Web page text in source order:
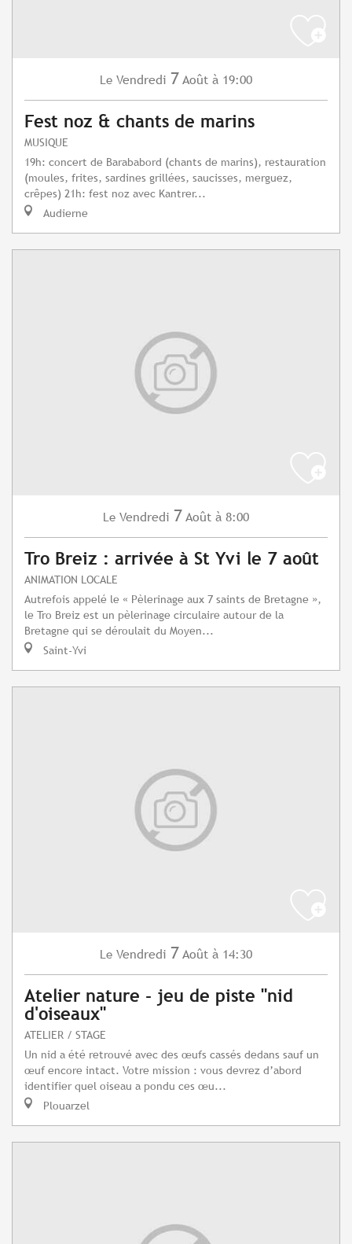
Le Vendredi 7 Août à 19:00
Fest noz & chants de marins
MUSIQUE
19h: concert de Barababord (chants de marins), restauration
(moules, frites, sardines grillées, saucisses, merguez,
crêpes) 21h: fest noz avec Kantrer...
Audierne
Le Vendredi 7 Août à 8:00
Tro Breiz : arrivée à St Yvi le 7 août
ANIMATION LOCALE
Autrefois appelé le « Pèlerinage aux 7 saints de Bretagne »,
le Tro Breiz est un pèlerinage circulaire autour de la
Bretagne qui se déroulait du Moyen...
Saint-Yvi
Le Vendredi 7 Août à 14:30
Atelier nature - jeu de piste "nid
d'oiseaux"
ATELIER / STAGE
Un nid a été retrouvé avec des œufs cassés dedans sauf un
œuf encore intact. Votre mission : vous devrez d’abord
identifier quel oiseau a pondu ces œu...
Plouarzel